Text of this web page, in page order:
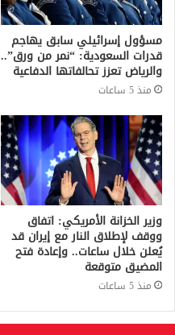
مسؤول إسرائيلي سابق يهاجم
قدرات السعودية: “نمر من ورق”..
والرياض تعزز تحالفاتها الدفاعية
منذ 5 ساعات
وزير الخزانة الأمريكي: اتفاق
ووقف لإطلاق النار مع إيران قد
يُعلن خلال ساعات.. وإعادة فتح
المضيق متوقعة
منذ 5 ساعات